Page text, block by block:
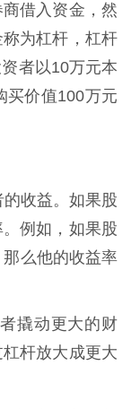
借入资金，然
为杠杆，杠杆
者以10万元本
买价值100万元
收益。如果股
例如，如果股
么他的收益率
撬动更大的财
杆放大成更大